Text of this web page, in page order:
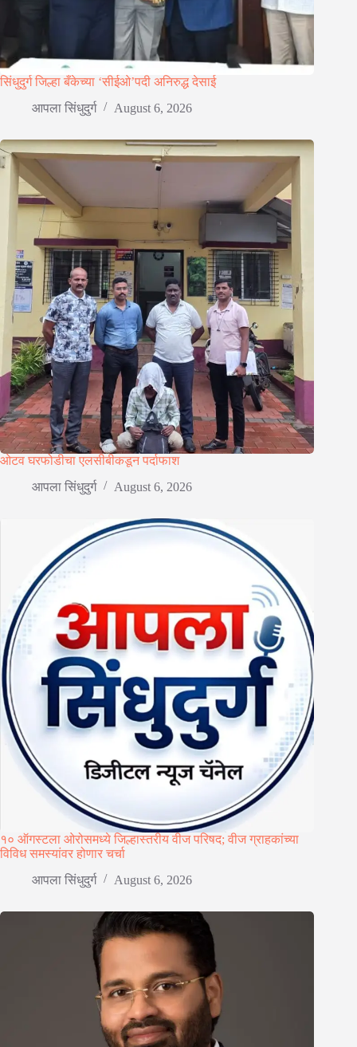
सिंधुदुर्ग जिल्हा बँकेच्या ‘सीईओ’पदी अनिरुद्ध देसाई
आपला सिंधुदुर्ग
August 6, 2026
ओटव घरफोडीचा एलसीबीकडून पर्दाफाश
आपला सिंधुदुर्ग
August 6, 2026
१० ऑगस्टला ओरोसमध्ये जिल्हास्तरीय वीज परिषद; वीज ग्राहकांच्या
विविध समस्यांवर होणार चर्चा
आपला सिंधुदुर्ग
August 6, 2026